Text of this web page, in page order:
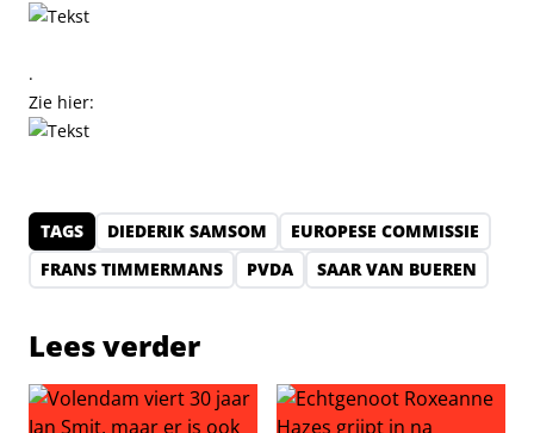
.
Zie hier:
TAGS DIEDERIK SAMSOM
EUROPESE COMMISSIE
FRANS TIMMERMANS
PVDA SAAR VAN BUEREN
Lees verder